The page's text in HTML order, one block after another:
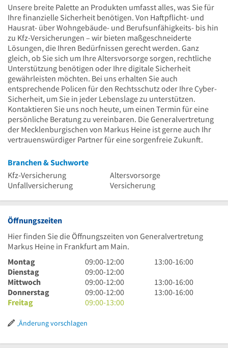
Unsere breite Palette an Produkten umfasst alles, was Sie für
Ihre finanzielle Sicherheit benötigen. Von Haftpflicht- und
Hausrat- über Wohngebäude- und Berufsunfähigkeits- bis hin
zu Kfz-Versicherungen – wir bieten maßgeschneiderte
Lösungen, die Ihren Bedürfnissen gerecht werden. Ganz
gleich, ob Sie sich um Ihre Altersvorsorge sorgen, rechtliche
Unterstützung benötigen oder Ihre digitale Sicherheit
gewährleisten möchten. Bei uns erhalten Sie auch
entsprechende Policen für den Rechtsschutz oder Ihre Cyber-
Sicherheit, um Sie in jeder Lebenslage zu unterstützen.
Kontaktieren Sie uns noch heute, um einen Termin für eine
persönliche Beratung zu vereinbaren. Die Generalvertretung
der Mecklenburgischen von Markus Heine ist gerne auch Ihr
vertrauenswürdiger Partner für eine sorgenfreie Zukunft.
Branchen & Suchworte
Kfz-Versicherung
Altersvorsorge
Unfallversicherung
Versicherung
Öffnungszeiten
Hier finden Sie die Öffnungszeiten von Generalvertretung
Markus Heine in Frankfurt am Main.
Montag
9
Uhr
bis
12
Uhr
09:00-12:00
13
bis
16
13:00-16:00
Dienstag
9
Uhr
bis
12
09:00-12:00
Mittwoch
9
Uhr
bis
Uhr
09:00-12:00
13
Uhr
13:00-16:00
Donnerstag
9
Uhr
12
09:00-12:00
13
13:00-16:00
Freitag
9
bis
Uhr
09:00-13:00
Änderung vorschlagen